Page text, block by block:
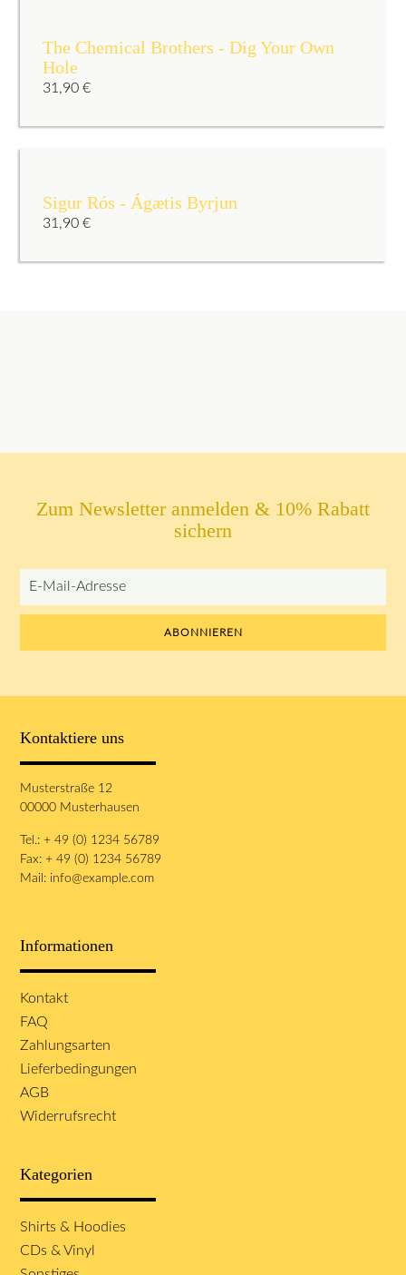
The Chemical Brothers - Dig Your Own
Hole
31,90€
Sigur Rós - Ágætis Byrjun
31,90€
Zum Newsletter anmelden & 10% Rabatt
sichern
E-
Mail-
ABONNIEREN
Kontaktiere uns
Musterstraße 12
00000 Musterhausen
Tel.: + 49 (0) 1234 56789
Fax: + 49 (0) 1234 56789
Mail: info@example.com
Informationen
Navigation
überspringen
Kontakt
FAQ
Zahlungsarten
Lieferbedingungen
AGB
Widerrufsrecht
Kategorien
Navigation
überspringen
Shirts & Hoodies
CDs & Vinyl